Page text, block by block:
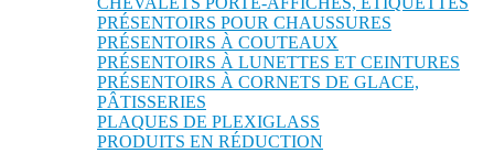
PRÉSENTOIRS POUR CHAUSSURES
PRÉSENTOIRS À COUTEAUX
PRÉSENTOIRS À LUNETTES ET CEINTURES
PRÉSENTOIRS À CORNETS DE GLACE,
PÂTISSERIES
PLAQUES DE PLEXIGLASS
PRODUITS EN RÉDUCTION